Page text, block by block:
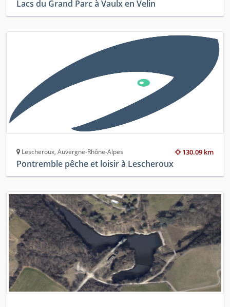
Lacs du Grand Parc à Vaulx en Velin
130.09 km
Lescheroux, Auvergne-Rhône-Alpes
Pontremble pêche et loisir à Lescheroux